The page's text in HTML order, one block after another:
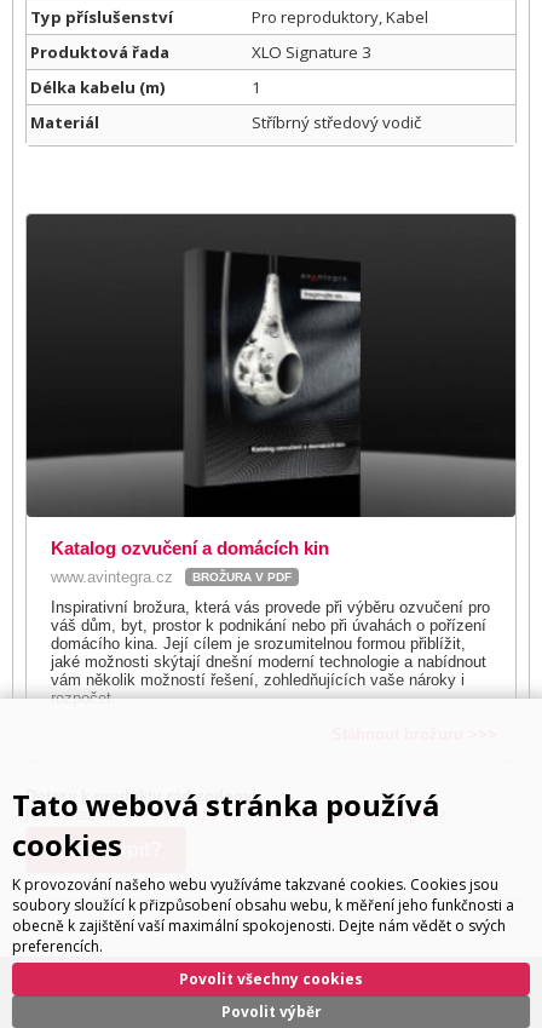
Typ příslušenství
Pro reproduktory, Kabel
Produktová řada
XLO Signature 3
Délka kabelu (m)
1
Materiál
Stříbrný středový vodič
Katalog ozvučení a domácích kin
www.avintegra.cz BROŽURA V PDF
Inspirativní brožura, která vás provede při výběru ozvučení pro
váš dům, byt, prostor k podnikání nebo při úvahách o pořízení
domácího kina. Její cílem je srozumitelnou formou přiblížit,
jaké možnosti skýtají dnešní moderní technologie a nabídnout
vám několik možností řešení, zohledňujících vaše nároky i
rozpočet.
Dotazy k produktu rád zodpoví:
Ivan Trachta,+420 602 180 597, ivan.trachta@avintegra.cz
Kde koupit?
Distribuce: Ivan Trachta, ivan.trachta@avintegra.cz
Tato webová stránka používá
cookies
K provozování našeho webu využíváme takzvané cookies. Cookies jsou
soubory sloužící k přizpůsobení obsahu webu, k měření jeho funkčnosti a
obecně k zajištění vaší maximální spokojenosti. Dejte nám vědět o svých
preferencích.
Povolit výběr
Povolit všechny cookies